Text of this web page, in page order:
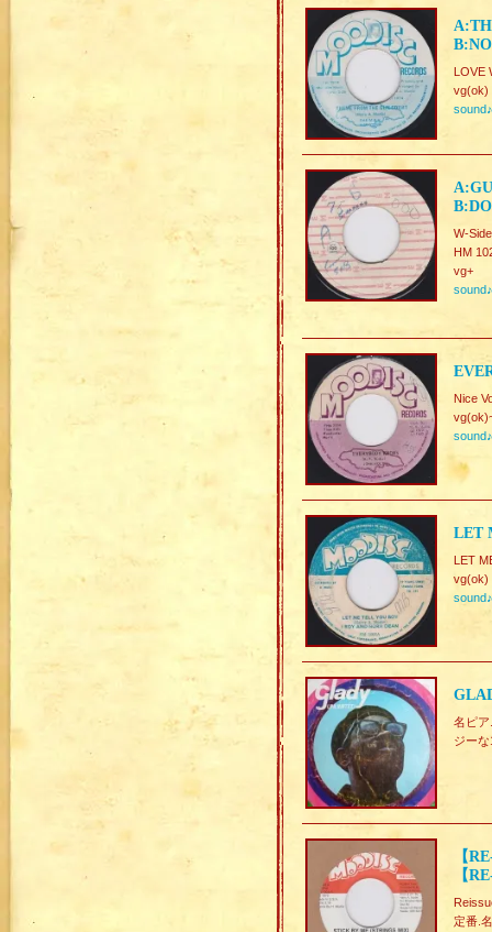
LOVE
vg(ok)
sound♪
W-
HM
vg+
sound♪
Nice
sound♪
LET
LET
vg(ok)
sound♪
名ピ
ジー
【
【
定番.